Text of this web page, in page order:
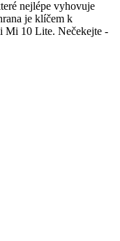
nejlépe vyhovuje
je klíčem k
Mi 10 Lite. Nečekejte -